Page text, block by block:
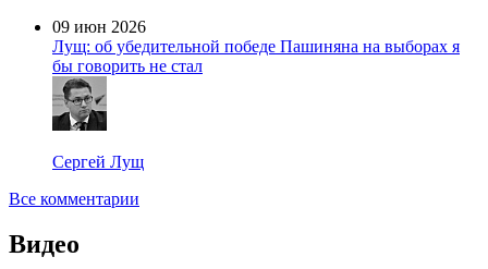
09 июн 2026
Лущ: об убедительной победе Пашиняна на выборах я
бы говорить не стал
Сергей Лущ
Все комментарии
Видео